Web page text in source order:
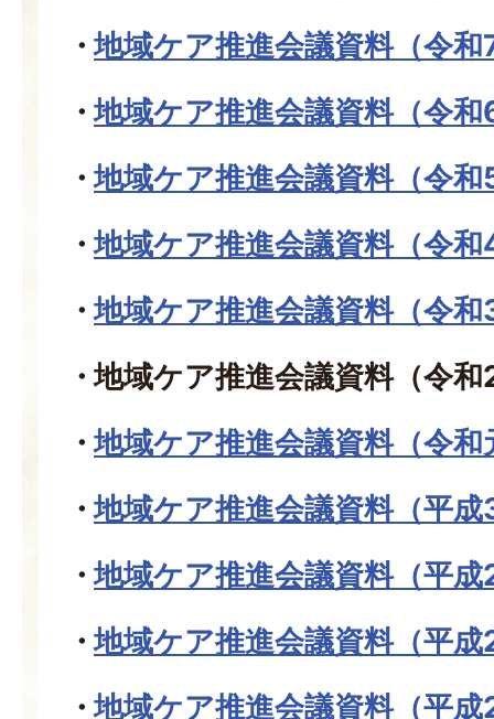
地域ケア推進会議資料（令和
地域ケア推進会議資料（令和
地域ケア推進会議資料（令和
地域ケア推進会議資料（令和
地域ケア推進会議資料（令和
地域ケア推進会議資料（令和
地域ケア推進会議資料（令和
地域ケア推進会議資料（平
地域ケア推進会議資料（平
地域ケア推進会議資料（平
地域ケア推進会議資料（平